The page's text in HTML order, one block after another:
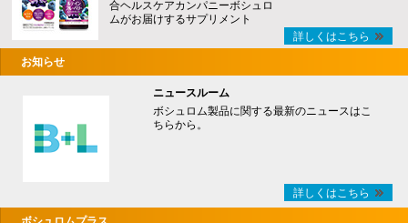
合ヘルスケアカンパニーボシュロ
ムがお届けするサプリメント
詳しくはこちら
お知らせ
ニュースルーム
ボシュロム製品に関する最新のニュースはこ
ちらから。
詳しくはこちら